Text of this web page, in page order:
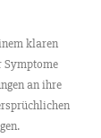
klaren
Symptome
an ihre